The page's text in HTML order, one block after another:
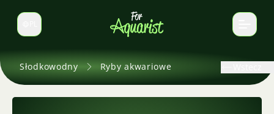
Zmień język
Słodkowodny Ryby akwariowe